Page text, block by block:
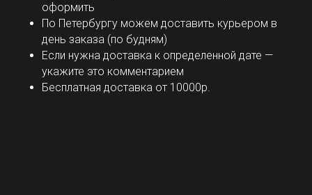
оформить
По Петербургу можем доставить курьером в
день заказа (по будням)
Если нужна доставка к определенной дате —
укажите это комментарием
Бесплатная доставка от 10000р.